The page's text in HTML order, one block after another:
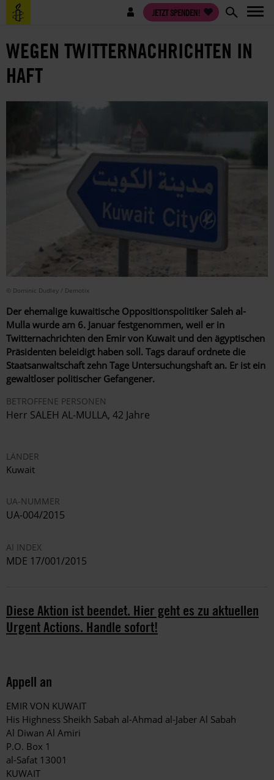
Direkt
zum
Benutzermenü JETZT SPENDEN!
WEGEN TWITTERNACHRICHTEN IN
HAFT
© Dominic Dudley / Demotix
Der ehemalige kuwaitische Oppositionspolitiker Saleh al-
Mulla wurde am 6. Januar festgenommen, weil er in
Twitternachrichten den Emir von Kuwait und den ägyptischen
Präsidenten beleidigt haben soll. Tags darauf ordnete die
Staatsanwaltschaft zehn Tage Untersuchungshaft an. Er ist ein
gewaltloser politischer Gefangener.
BETROFFENE PERSONEN
Herr SALEH AL-MULLA, 42 Jahre
LÄNDER
Kuwait
UA-NUMMER
UA-004/2015
AI INDEX
MDE 17/001/2015
Diese Aktion ist beendet. Hier geht es zu aktuellen
Urgent Actions. Handle sofort!
Appell an
EMIR VON KUWAIT
His Highness Sheikh Sabah al-Ahmad al-Jaber Al Sabah
Al Diwan Al Amiri
P.O. Box 1
al-Safat 13001
KUWAIT